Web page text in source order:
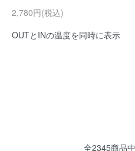
2,780円(税込)
OUTとINの温度を同時に表示
全2345商品中